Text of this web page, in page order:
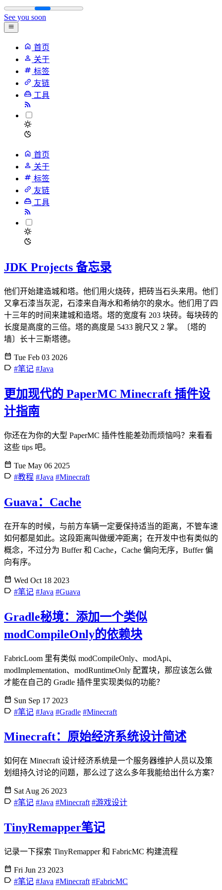
See you soon
首页
关于
标签
友链
工具
首页
关于
标签
友链
工具
JDK Projects 备忘录
他们开始建造城和塔。他们用火烧砖，把砖当石头来用。他们
又拿石漆当灰泥，石漆来自海水和希纳尔的泉水。他们用了四
十三年的时间来建城和造塔。塔的宽度有 203 块砖。每块砖的
长度是高度的三倍。塔的高度是 5433 腕尺又 2 掌。〔塔的
墙〕长十三斯塔德。
Tue Feb 03 2026
#笔记 #Java
更加现代的 PaperMC Minecraft 插件设
计指南
你还在为你的大型 PaperMC 插件性能差劲而烦恼吗？来看看
这些 tips 吧。
Tue May 06 2025
#教程 #Java #Minecraft
Guava：Cache
在开车的时候，与前方车辆一定要保持适当的距离，不管车速
如何都是如此。这段距离叫做缓冲距离；在开发中也有类似的
概念，不过分为 Buffer 和 Cache，Cache 偏向无序，Buffer 偏
向有序。
Wed Oct 18 2023
#笔记 #Java #Guava
Gradle秘境：添加一个类似
modCompileOnly的依赖块
FabricLoom 里有类似 modCompileOnly、modApi、
modImplementation、modRuntimeOnly 配置块，那应该怎么做
才能在自己的 Gradle 插件里实现类似的功能？
Sun Sep 17 2023
#笔记 #Java #Gradle #Minecraft
Minecraft：原始经济系统设计简述
如何在 Minecraft 设计经济系统是一个服务器维护人员以及策
划组持久讨论的问题，那么过了这么多年我能给出什么方案？
Sat Aug 26 2023
#笔记 #Java #Minecraft #游戏设计
TinyRemapper笔记
记录一下探索 TinyRemapper 和 FabricMC 构建流程
Fri Jun 23 2023
#笔记 #Java #Minecraft #FabricMC